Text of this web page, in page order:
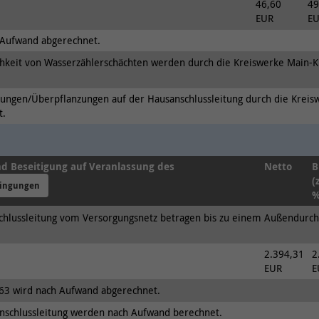
46,60
EUR
abgerechnet.
von Wasserzählerschächten werden durch die Kreiswerke Main-
Überpflanzungen auf der Hausanschlussleitung durch die
Beseitigung auf Veranlassung des
Netto
vom Versorgungsnetz betragen bis zu einem
2.394,31
EUR
63 wird nach Aufwand abgerechnet.
werden nach Aufwand berechnet.
Laufzeit
Der Nutzer hat die Möglichkeit, den Ton ein-
Ergänzende Information zu Google Maps erhalten
Sie auch in unserer Datenschutzerklärung unter:
https://www.kreiswerke-main-
kinzig.de/rechtlichesdatenschutz/datenschutz/